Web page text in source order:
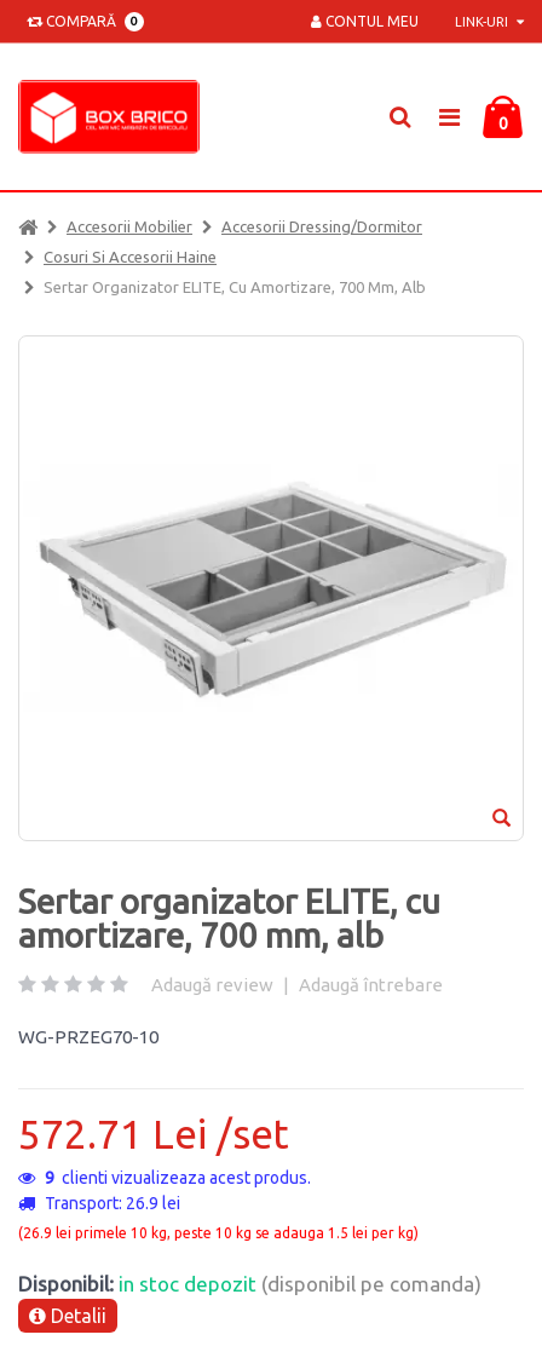
COMPARĂ 0 LINK-URI
CONTUL MEU
0
Accesorii Mobilier
Accesorii Dressing/dormitor
Cosuri Si Accesorii Haine
Sertar Organizator ELITE, Cu Amortizare, 700 Mm, Alb
Sertar organizator ELITE, cu
amortizare, 700 mm, alb
Adaugă review | Adaugă întrebare
WG-PRZEG70-10
572.71 Lei /set
9 clienti vizualizeaza acest produs.
Transport: 26.9 lei
(26.9 lei primele 10 kg, peste 10 kg se adauga 1.5 lei per kg)
Disponibil: in stoc depozit (disponibil pe comanda)
Detalii